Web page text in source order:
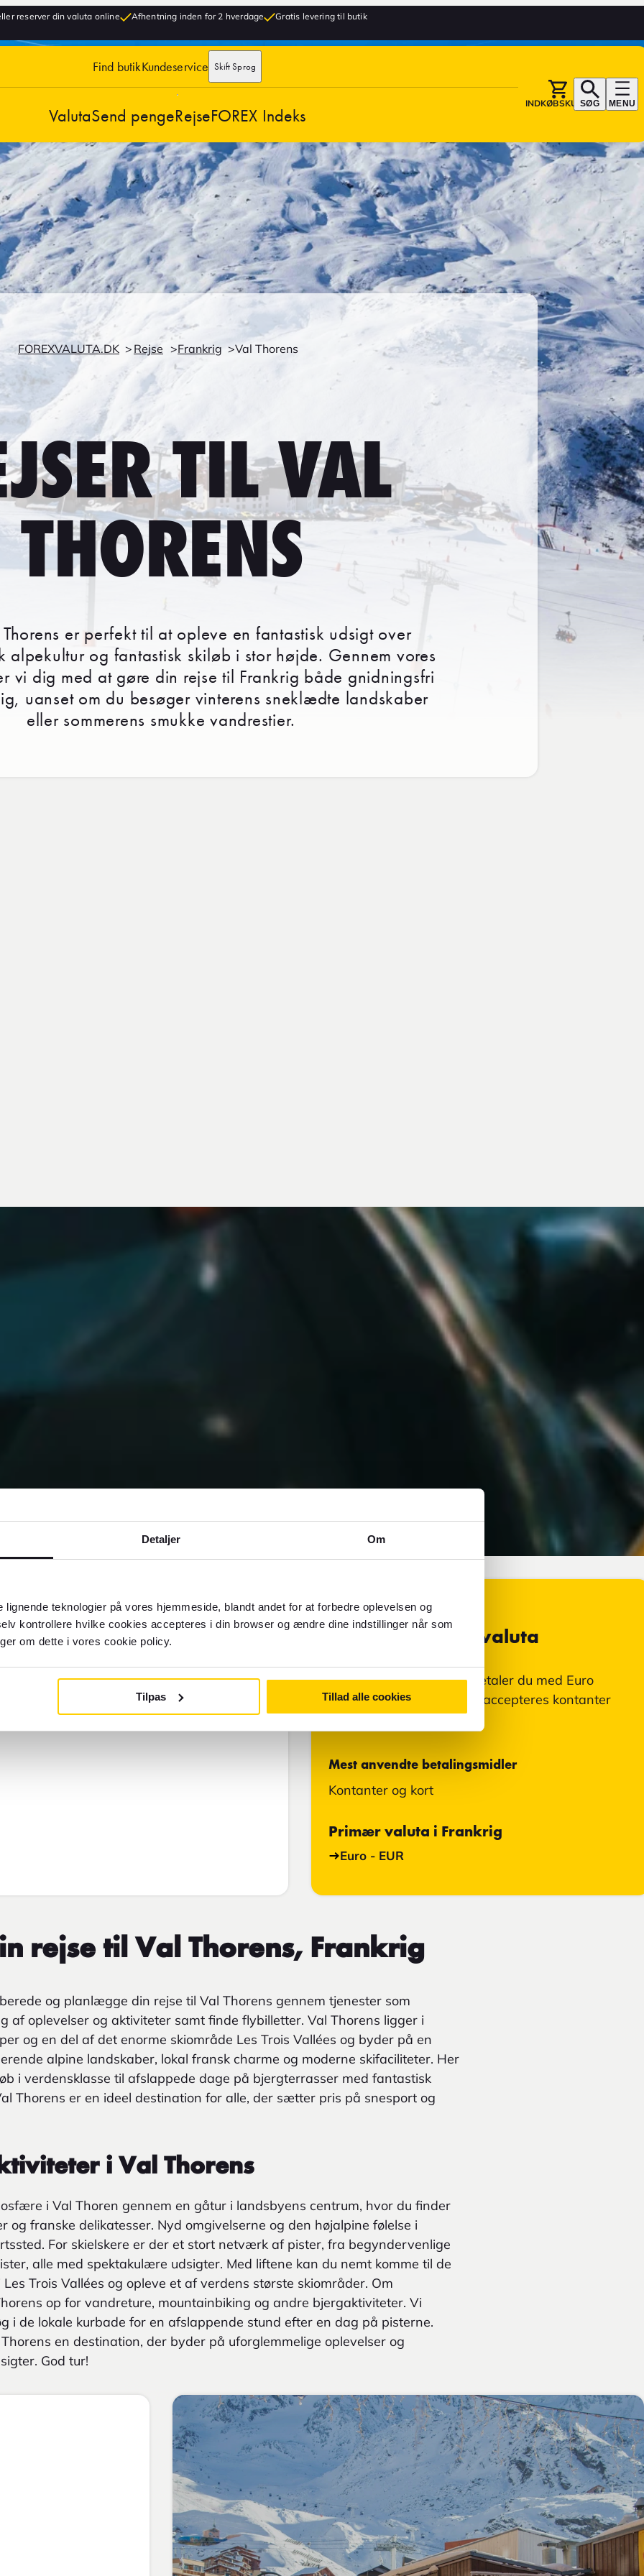
Detaljer Om
lignende teknologier på vores hjemmeside, blandt andet for at forbedre oplevelsen og
kontrollere hvilke cookies accepteres i din browser og ændre dine indstillinger når som
om dette i vores cookie policy.
Tilpas Tillad alle cookies
reserver din valuta online Afhentning inden for 2 hverdage Gratis levering til butik
Find butikKundeservice Skift Sprog
ValutaSend pengeRejseFOREX Indeks
INDKØBSKURVSØG MENU
FOREXVALUTA.DK Rejse Frankrig Val Thorens
TIL VAL
THORENS
er perfekt til at opleve en fantastisk udsigt over
alpekultur og fantastisk skiløb i stor højde. Gennem vores
vi dig med at gøre din rejse til Frankrig både gnidningsfri
uanset om du besøger vinterens sneklædte landskaber
eller sommerens smukke vandrestier.
for mellemklasse- eller trestjernede
Oplysninger om valuta
I Val Thorens, Frankrig, betaler du med Euro
(EUR). Af betalingsmidler accepteres kontanter
eller kort.
Mest anvendte betalingsmidler
Kontanter og kort
Primær valuta i Frankrig
Euro - EUR
rejse til Val Thorens, Frankrig
og planlægge din rejse til Val Thorens gennem tjenester som
af oplevelser og aktiviteter samt finde flybilletter. Val Thorens ligger i
og en del af det enorme skiområde Les Trois Vallées og byder på en
alpine landskaber, lokal fransk charme og moderne skifaciliteter. Her
i verdensklasse til afslappede dage på bjergterrasser med fantastisk
Thorens er en ideel destination for alle, der sætter pris på snesport og
i Val Thorens
i Val Thoren gennem en gåtur i landsbyens centrum, hvor du finder
og franske delikatesser. Nyd omgivelserne og den højalpine følelse i
For skielskere er der et stort netværk af pister, fra begyndervenlige
alle med spektakulære udsigter. Med liftene kan du nemt komme til de
Trois Vallées og opleve et af verdens største skiområder. Om
op for vandreture, mountainbiking og andre bjergaktiviteter. Vi
i de lokale kurbade for en afslappende stund efter en dag på pisterne.
en destination, der byder på uforglemmelige oplevelser og
God tur!